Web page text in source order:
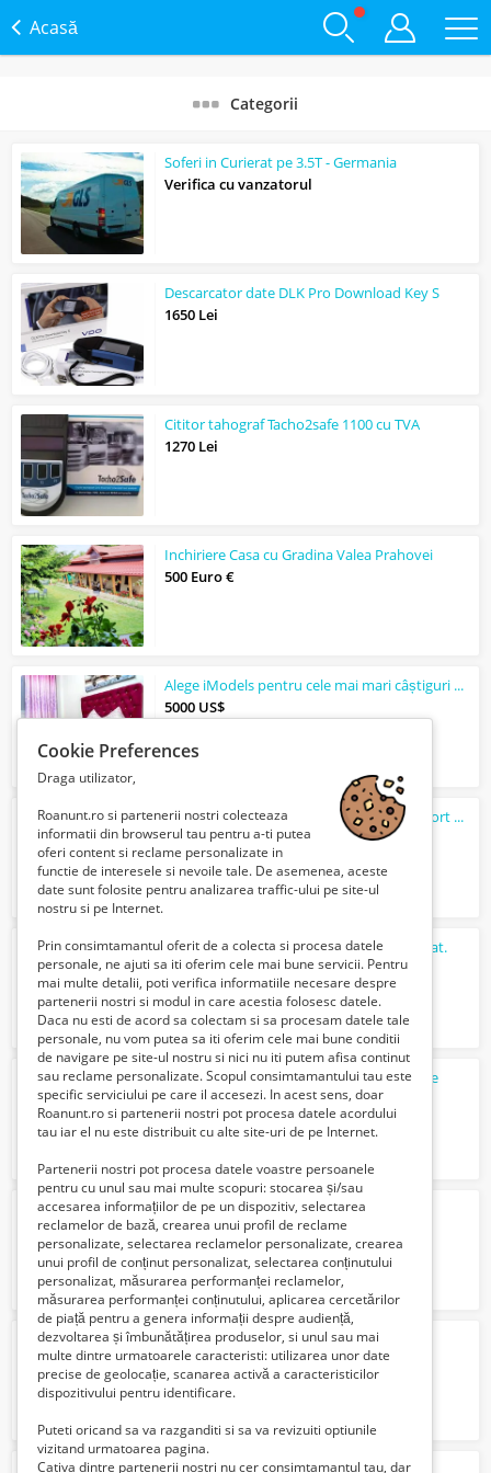
Acasă
Categorii
Soferi in Curierat pe 3.5T - Germania
Verifica cu vanzatorul
Descarcator date DLK Pro Download Key S
1650 Lei
Cititor tahograf Tacho2safe 1100 cu TVA
1270 Lei
Inchiriere Casa cu Gradina Valea Prahovei
500 Euro €
Alege iModels pentru cele mai mari câștiguri online
5000 US$
Angajam soferi categoria B pentru transport marfuri generale
5000 Euro €
Alege să fii model online cu succes garantat.
5000 Euro €
Sticker cod QR telefon șofer - Driverphone
26 Lei
ANGAJAM CAMERISTA HOTEL
2700 Lei
ANGAJAM AJUTOR BUCATAR
2700 Lei
Cookie Preferences
Draga utilizator,
Roanunt.ro si partenerii nostri colecteaza
informatii din browserul tau pentru a-ti putea
oferi content si reclame personalizate in
functie de interesele si nevoile tale. De asemenea, aceste
date sunt folosite pentru analizarea traffic-ului pe site-ul
nostru si pe Internet.
Prin consimtamantul oferit de a colecta si procesa datele
personale, ne ajuti sa iti oferim cele mai bune servicii. Pentru
mai multe detalii, poti verifica informatiile necesare despre
partenerii nostri si modul in care acestia folosesc datele.
Daca nu esti de acord sa colectam si sa procesam datele tale
personale, nu vom putea sa iti oferim cele mai bune conditii
de navigare pe site-ul nostru si nici nu iti putem afisa continut
sau reclame personalizate. Scopul consimtamantului tau este
specific serviciului pe care il accesezi. In acest sens, doar
Roanunt.ro si partenerii nostri pot procesa datele acordului
tau iar el nu este distribuit cu alte site-uri de pe Internet.
Partenerii nostri pot procesa datele voastre persoanele
pentru cu unul sau mai multe scopuri: stocarea și/sau
accesarea informațiilor de pe un dispozitiv, selectarea
reclamelor de bază, crearea unui profil de reclame
personalizate, selectarea reclamelor personalizate, crearea
unui profil de conținut personalizat, selectarea conținutului
personalizat, măsurarea performanței reclamelor,
măsurarea performanței conținutului, aplicarea cercetărilor
de piață pentru a genera informații despre audiență,
dezvoltarea și îmbunătățirea produselor, si unul sau mai
multe dintre urmatoarele caracteristi: utilizarea unor date
precise de geolocație, scanarea activă a caracteristicilor
dispozitivului pentru identificare.
Puteti oricand sa va razganditi si sa va revizuiti optiunile
vizitand urmatoarea pagina.
Cativa dintre partenerii nostri nu cer consimtamantul tau, dar